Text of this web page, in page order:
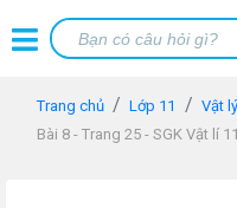
Trang chủ Lớp 11 Vật
Bài 8 - Trang 25 - SGK Vật lí 11